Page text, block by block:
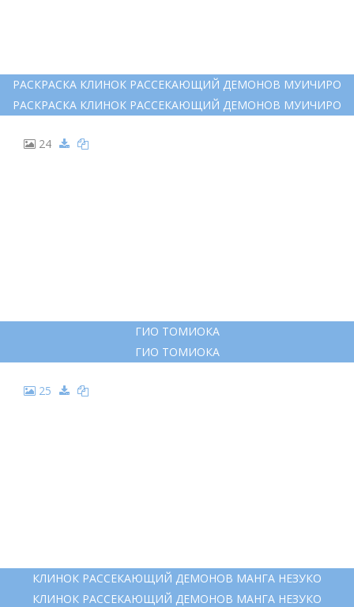
РАСКРАСКА КЛИНОК РАССЕКАЮЩИЙ ДЕМОНОВ МУИЧИРО
РАСКРАСКА КЛИНОК РАССЕКАЮЩИЙ ДЕМОНОВ МУИЧИРО
24
ГИО ТОМИОКА
ГИО ТОМИОКА
25
КЛИНОК РАССЕКАЮЩИЙ ДЕМОНОВ МАНГА НЕЗУКО
КЛИНОК РАССЕКАЮЩИЙ ДЕМОНОВ МАНГА НЕЗУКО